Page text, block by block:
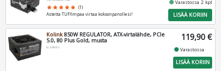
star star star star star (1)
Astetta TUFfimpaa virtaa kokoonpanollesi!
fiber_manual_recordVarastossa 2 kpl
LISÄÄ KORIIN
Kolink850W REGULATOR, ATX-virtalähde, PCIe
5.0, 80 Plus Gold, musta
KL-R850FG
119,90 €
fiber_manual_recordVarastossa
LISÄÄ KORIIN